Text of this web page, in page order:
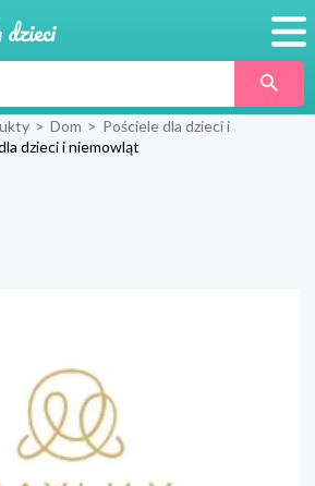
Produkty
> Dom > Pościele dla dzieci i
dzieci i niemowląt